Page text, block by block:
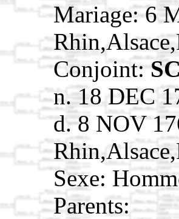
Mariage: 6
Conjoint:
n. 18 DEC
d. 8 NOV
Sexe:
Parents: